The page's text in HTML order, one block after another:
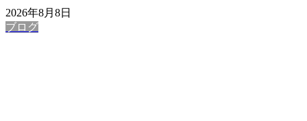
2026年8月8日
ブログ